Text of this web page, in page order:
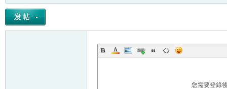
您需要登錄